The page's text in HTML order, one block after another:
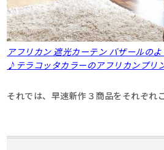
アフリカン 遮光カーテン バザールの
♪テラコッタカラーのアフリカンプリ
それでは、早速新作３商品をそれぞれ